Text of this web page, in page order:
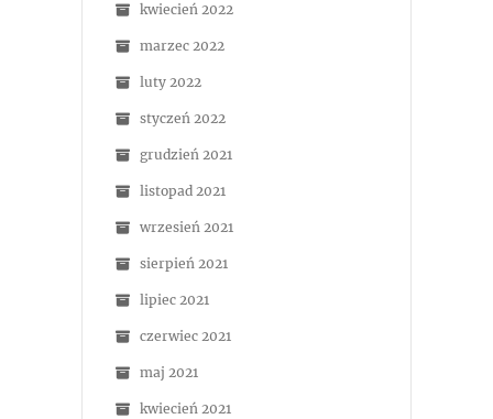
kwiecień 2022
marzec 2022
luty 2022
styczeń 2022
grudzień 2021
listopad 2021
wrzesień 2021
sierpień 2021
lipiec 2021
czerwiec 2021
maj 2021
kwiecień 2021